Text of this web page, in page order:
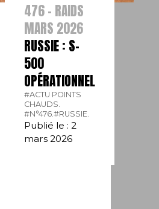
476 - RAIDS
MARS 2026
RUSSIE : S-
500
OPÉRATIONNEL
#ACTU POINTS
CHAUDS.
#N°476. #RUSSIE.
Publié le : 2
mars 2026